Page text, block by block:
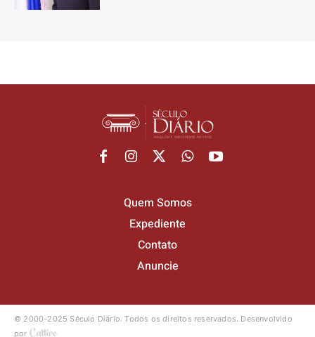
Quem Somos
Expediente
Contato
Anuncie
© 2000-2025 Século Diário.Todos os direitos reservados. Desenvolvido
por